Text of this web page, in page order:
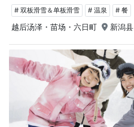
# 双板滑雪＆单板滑雪 # 温泉 # 餐
越后汤泽・苗场・六日町 新潟县